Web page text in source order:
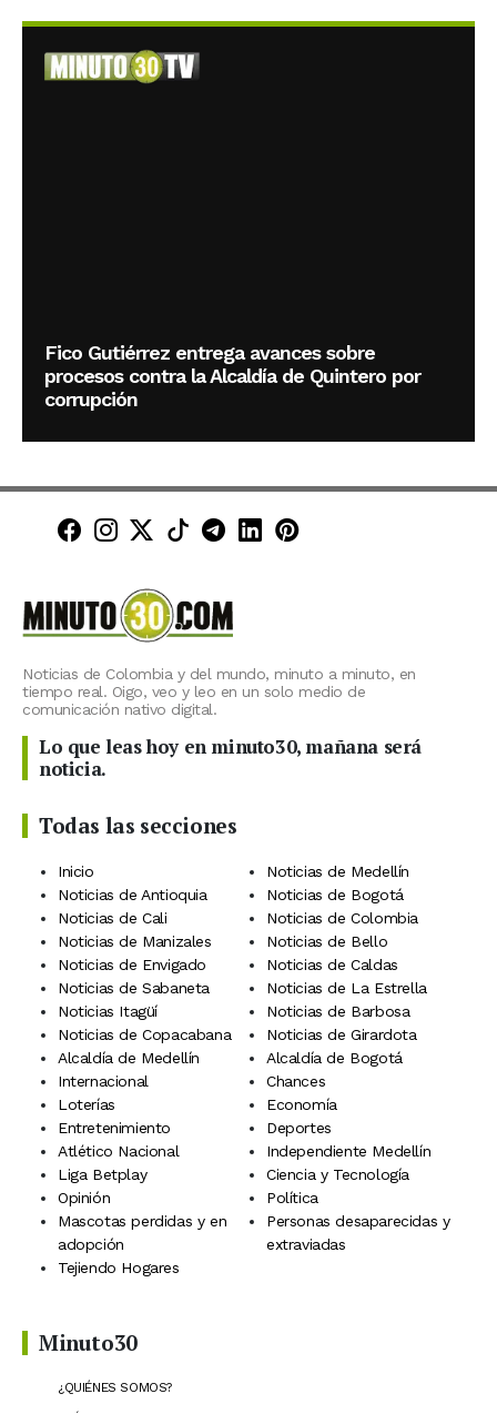
Fico Gutiérrez entrega avances sobre
procesos contra la Alcaldía de Quintero por
corrupción
Minuto30 en Facebook
Minuto30 en Instagram
Minuto30 en X (Twitter)
Minuto30 en TikTok
Canal de Minuto30 en
Minuto30 en LinkedIn
Minuto30 en
Noticias de Colombia y del mundo, minuto a minuto, en
tiempo real. Oigo, veo y leo en un solo medio de
comunicación nativo digital.
Lo que leas hoy en minuto30, mañana será
noticia.
Todas las secciones
Inicio
Noticias de Medellín
Noticias de Antioquia
Noticias de Bogotá
Noticias de Cali
Noticias de Colombia
Noticias de Manizales
Noticias de Bello
Noticias de Envigado
Noticias de Caldas
Noticias de Sabaneta
Noticias de La Estrella
Noticias Itagüí
Noticias de Barbosa
Noticias de Copacabana
Noticias de Girardota
Alcaldía de Medellín
Alcaldía de Bogotá
Internacional
Chances
Loterías
Economía
Entretenimiento
Deportes
Atlético Nacional
Independiente Medellín
Liga Betplay
Ciencia y Tecnología
Opinión
Política
Mascotas perdidas y en
adopción
Personas desaparecidas y
extraviadas
Tejiendo Hogares
Minuto30
¿QUIÉNES SOMOS?